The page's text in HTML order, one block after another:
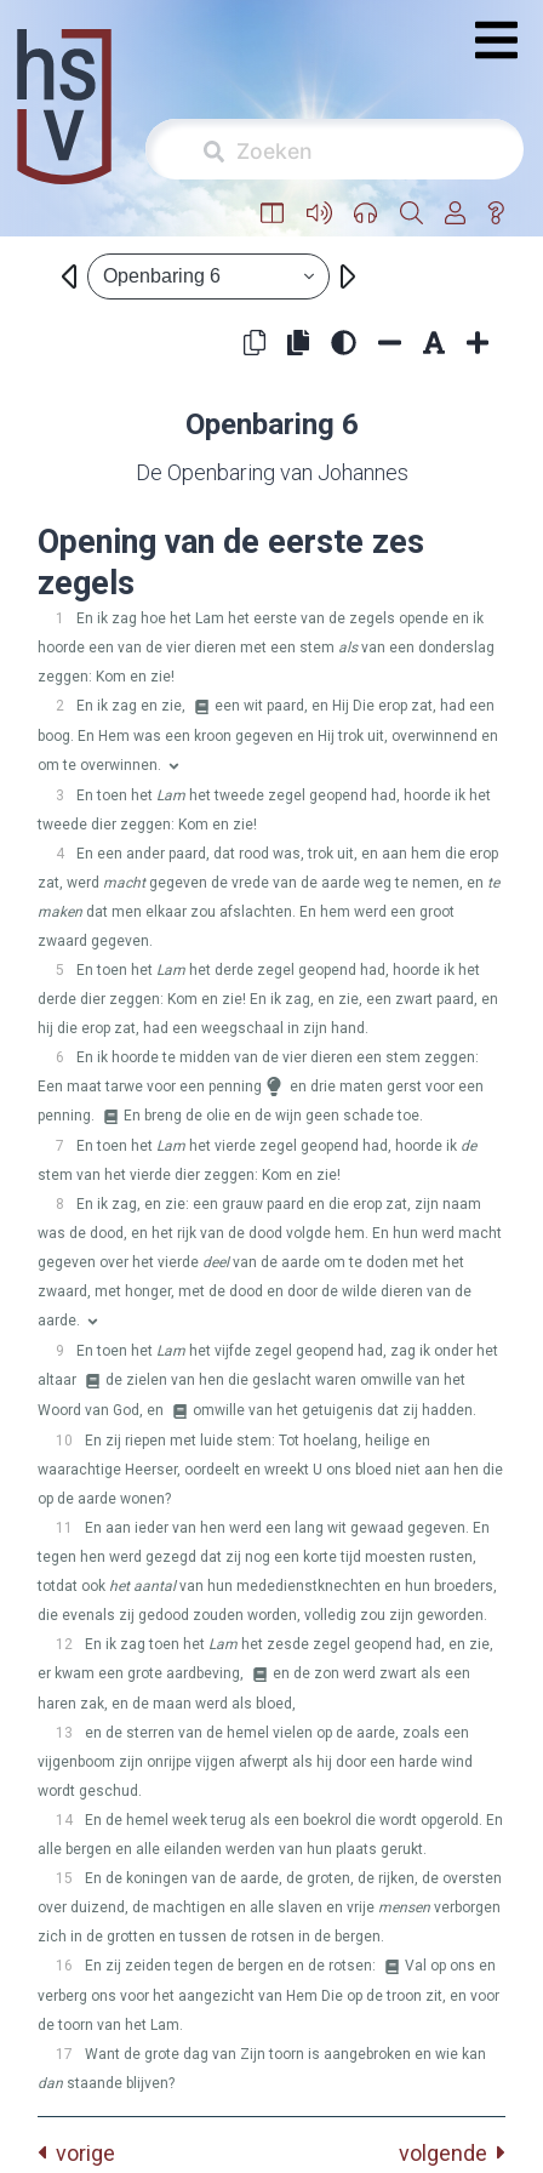
Openbaring 6
Openbaring 6
De Openbaring van Johannes
Opening van de eerste zes
zegels
1
En ik zag hoe het Lam het eerste van de zegels opende en ik
hoorde een van de vier dieren met een stem alsvan een donderslag
zeggen: Kom en zie!
2
En ik zag en zie,
een wit paard, en Hij Die erop zat, had een
boog. En Hem was een kroon gegeven en Hij trok uit, overwinnend en
om te overwinnen.
3
En toen het Lam het tweede zegel geopend had, hoorde ik het
tweede dier zeggen: Kom en zie!
4
En een ander paard, dat rood was, trok uit, en aan hem die erop
zat, werd machtgegeven de vrede van de aarde weg te nemen, en te
maken dat men elkaar zou afslachten. En hem werd een groot
zwaard gegeven.
5
En toen het Lam het derde zegel geopend had, hoorde ik het
derde dier zeggen: Kom en zie! En ik zag, en zie, een zwart paard, en
hij die erop zat, had een weegschaal in zijn hand.
6
En ik hoorde te midden van de vier dieren een stem zeggen:
Een maat tarwe voor een penning
en drie maten gerst voor een
penning.
En breng de olie en de wijn geen schade toe.
7
En toen het Lam het vierde zegel geopend had, hoorde ik de
stem van het vierde dier zeggen: Kom en zie!
8
En ik zag, en zie: een grauw paard en die erop zat, zijn naam
was de dood, en het rijk van de dood volgde hem. En hun werd macht
gegeven over het vierde deelvan de aarde om te doden met het
zwaard, met honger, met de dood en door de wilde dieren van de
aarde.
9
En toen het Lam het vijfde zegel geopend had, zag ik onder het
altaar
de zielen van hen die geslacht waren omwille van het
Woord van God, en
omwille van het getuigenis dat zij hadden.
10
En zij riepen met luide stem: Tot hoelang, heilige en
waarachtige Heerser, oordeelt en wreekt U ons bloed niet aan hen die
op de aarde wonen?
11
En aan ieder van hen werd een lang wit gewaad gegeven. En
tegen hen werd gezegd dat zij nog een korte tijd moesten rusten,
totdat ook het aantalvan hun mededienstknechten en hun broeders,
die evenals zij gedood zouden worden, volledig zou zijn geworden.
12
En ik zag toen het Lam het zesde zegel geopend had, en zie,
er kwam een grote aardbeving,
en de zon werd zwart als een
haren zak, en de maan werd als bloed,
13
en de sterren van de hemel vielen op de aarde, zoals een
vijgenboom zijn onrijpe vijgen afwerpt als hij door een harde wind
wordt geschud.
14
En de hemel week terug als een boekrol die wordt opgerold. En
alle bergen en alle eilanden werden van hun plaats gerukt.
15
En de koningen van de aarde, de groten, de rijken, de oversten
over duizend, de machtigen en alle slaven en vrije mensen verborgen
zich in de grotten en tussen de rotsen in de bergen.
16
En zij zeiden tegen de bergen en de rotsen:
Val op ons en
verberg ons voor het aangezicht van Hem Die op de troon zit, en voor
de toorn van het Lam.
17
Want de grote dag van Zijn toorn is aangebroken en wie kan
dan staande blijven?
vorige volgende